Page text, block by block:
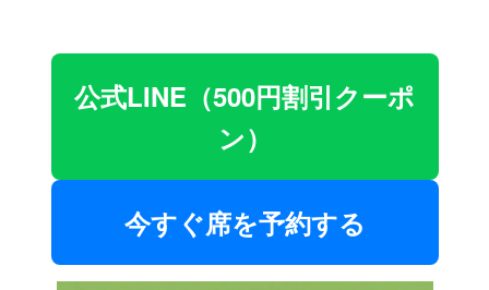
公式LINE（500円割引クーポ
ン）
今すぐ席を予約する